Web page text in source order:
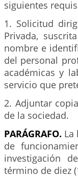
siguientes
1. Solicitud
Privada,
nombre e
del personal
académicas y
servicio que
2. Adjuntar
de la sociedad.
PARÁGRAFO. La
de
investigación
término de diez